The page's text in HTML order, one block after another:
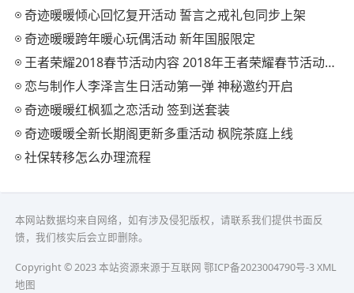
奇迹暖暖倾心回忆复开活动 誓言之戒礼包同步上架
奇迹暖暖跨年暖心玩偶活动 新年国服限定
王者荣耀2018春节活动内容 2018年王者荣耀春节活动大全
恋与制作人李泽言生日活动第一弹 神秘邀约开启
奇迹暖暖红枫狐之恋活动 签到送套装
奇迹暖暖全新长期阁更新多重活动 枫院茶庭上线
社保转移怎么办理流程
本网站数据均来自网络，如有涉及侵犯版权，请联系我们提供书面反
馈，我们核实后会立即删除。
Copyright © 2023 本站资源来源于互联网 鄂ICP备2023004790号-3XML
地图